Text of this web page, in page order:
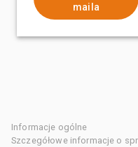
maila
Informacje ogólne
Szczegółowe informacje o